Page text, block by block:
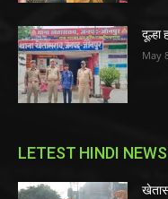
दूल्हा
May
LETEST HINDI NEWS